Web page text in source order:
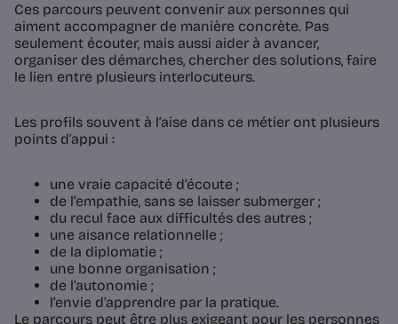
Ces parcours peuvent convenir aux personnes qui
aiment accompagner de manière concrète. Pas
seulement écouter, mais aussi aider à avancer,
organiser des démarches, chercher des solutions, faire
le lien entre plusieurs interlocuteurs.
Les profils souvent à l’aise dans ce métier ont plusieurs
points d’appui :
une vraie capacité d’écoute ;
de l’empathie, sans se laisser submerger ;
du recul face aux difficultés des autres ;
une aisance relationnelle ;
de la diplomatie ;
une bonne organisation ;
de l’autonomie ;
l’envie d’apprendre par la pratique.
Le parcours peut être plus exigeant pour les personnes